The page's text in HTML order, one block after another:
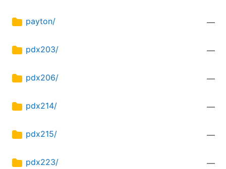
payton/ —
pdx203/ —
pdx206/ —
pdx214/ —
pdx215/ —
pdx223/ —